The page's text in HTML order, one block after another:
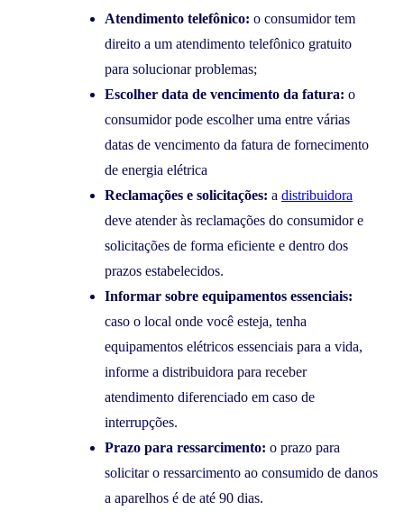
Atendimento telefônico: o consumidor tem
direito a um atendimento telefônico gratuito
para solucionar problemas;
Escolher data de vencimento da fatura: o
consumidor pode escolher uma entre várias
datas de vencimento da fatura de fornecimento
de energia elétrica
Reclamações e solicitações: a distribuidora
deve atender às reclamações do consumidor e
solicitações de forma eficiente e dentro dos
prazos estabelecidos.
Informar sobre equipamentos essenciais:
caso o local onde você esteja, tenha
equipamentos elétricos essenciais para a vida,
informe a distribuidora para receber
atendimento diferenciado em caso de
interrupções.
Prazo para ressarcimento: o prazo para
solicitar o ressarcimento ao consumido de danos
a aparelhos é de até 90 dias.